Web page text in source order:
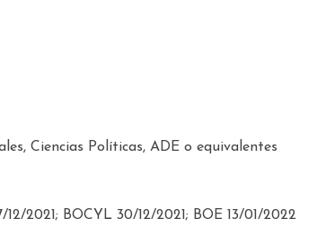
Ciencias Políticas, ADE o equivalentes
2021; BOCYL 30/12/2021; BOE 13/01/2022